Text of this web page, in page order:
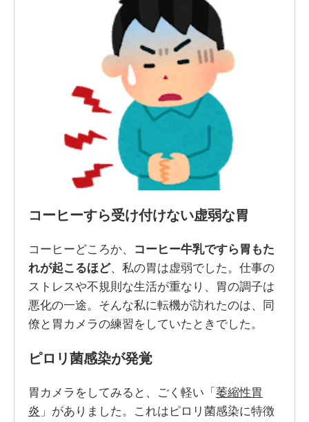
コーヒーすら受け付けない虚弱な胃
コーヒーどころか、
コーヒー牛乳ですら胃もた
れが起こるほど、私の胃は虚弱でした。仕事の
ストレスや不規則な生活が重なり、胃の調子は
悪化の一途。そんな私に転機が訪れたのは、同
僚と胃カメラの練習をしていたときでした。
ピロリ菌感染が発覚
胃カメラをしてみると、ごく軽い「 萎縮性胃
炎 」がありました。これはピロリ菌感染に特徴